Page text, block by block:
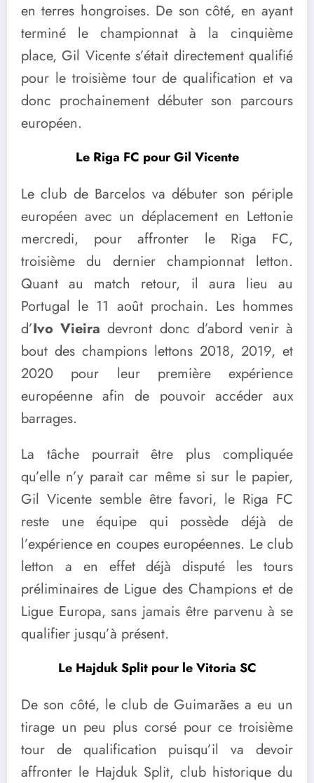
en terres hongroises. De son côté, en ayant
terminé le championnat à la cinquième
place, Gil Vicente s’était directement qualifié
pour le troisième tour de qualification et va
donc prochainement débuter son parcours
européen.
Le Riga FC pour Gil Vicente
Le club de Barcelos va débuter son périple
européen avec un déplacement en Lettonie
mercredi, pour affronter le Riga FC,
troisième du dernier championnat letton.
Quant au match retour, il aura lieu au
Portugal le 11 août prochain. Les hommes
d’Ivo Vieira devront donc d’abord venir à
bout des champions lettons 2018, 2019, et
2020 pour leur première expérience
européenne afin de pouvoir accéder aux
barrages.
La tâche pourrait être plus compliquée
qu’elle n’y parait car même si sur le papier,
Gil Vicente semble être favori, le Riga FC
reste une équipe qui possède déjà de
l’expérience en coupes européennes. Le club
letton a en effet déjà disputé les tours
préliminaires de Ligue des Champions et de
Ligue Europa, sans jamais être parvenu à se
qualifier jusqu’à présent.
Le Hajduk Split pour le Vitoria SC
De son côté, le club de Guimarães a eu un
tirage un peu plus corsé pour ce troisième
tour de qualification puisqu’il va devoir
affronter le Hajduk Split, club historique du